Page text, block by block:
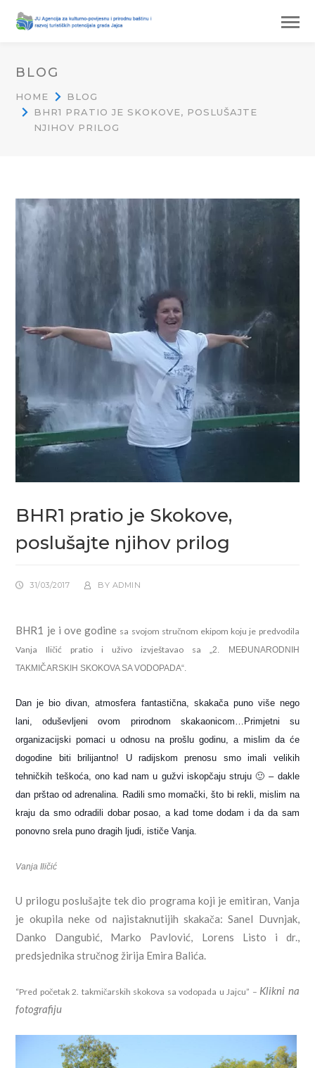
BLOG
HOME
BLOG
BHR1 PRATIO JE SKOKOVE, POSLUŠAJTE
NJIHOV PRILOG
BHR1 pratio je Skokove,
poslušajte njihov prilog
31/03/2017 BY ADMIN
BHR1 je i ove godine sa svojom stručnom ekipom koju je predvodila
Vanja Iličić pratio i uživo izvještavao sa „2. MEĐUNARODNIH
TAKMIČARSKIH SKOKOVA SA VODOPADA“.
Dan je bio divan, atmosfera fantastična, skakača puno više nego
lani, oduševljeni ovom prirodnom skakaonicom…Primjetni su
organizacijski pomaci u odnosu na prošlu godinu, a mislim da će
dogodine biti brilijantno! U radijskom prenosu smo imali velikih
tehničkih teškoća, ono kad nam u gužvi iskopčaju struju 🙂 – dakle
dan prštao od adrenalina. Radili smo momački, što bi rekli, mislim na
kraju da smo odradili dobar posao, a kad tome dodam i da da sam
ponovno srela puno dragih ljudi, ističe Vanja.
Vanja Iličić
U prilogu poslušajte tek dio programa koji je emitiran, Vanja
je okupila neke od najistaknutijih skakača: Sanel Duvnjak,
Danko Dangubić, Marko Pavlović, Lorens Listo i dr.,
predsjednika stručnog žirija Emira Balića.
“Pred početak 2. takmičarskih skokova sa vodopada u Jajcu” – Klikni na
fotografiju